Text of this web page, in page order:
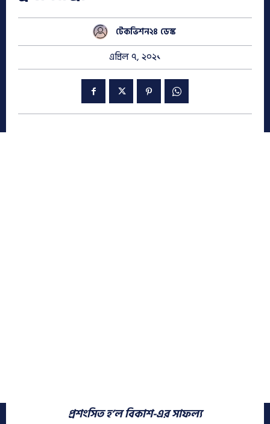
টেকভিশন২৪ ডেস্ক
এপ্রিল ৭, ২০২১
প্রশংসিত হ’ল বিকাশ-এর সাফল্য